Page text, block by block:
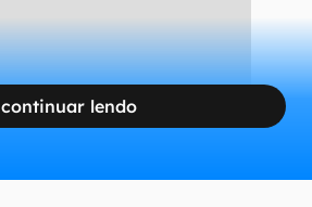
continuar lendo